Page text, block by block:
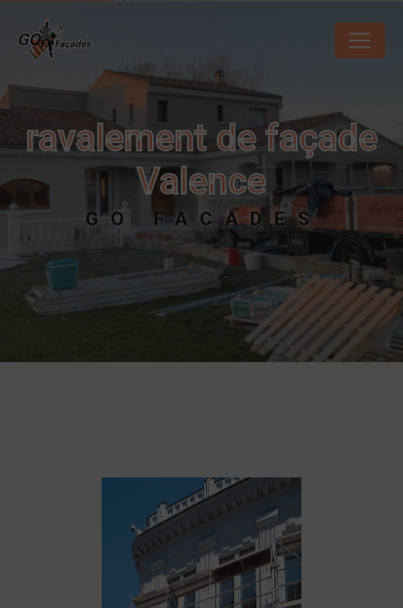
ravalement de façade
Valence
GO FACADES